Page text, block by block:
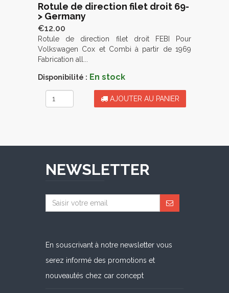
Rotule de direction filet droit 69-
> Germany
€12.00
Rotule de direction filet droit FEBI Pour
Volkswagen Cox et Combi à partir de 1969
Fabrication all...
Disponibilité : En stock
AJOUTER AU PANIER
NEWSLETTER
En souscrivant à notre newsletter vous
serez informé des promotions et
nouveautés chez car concept